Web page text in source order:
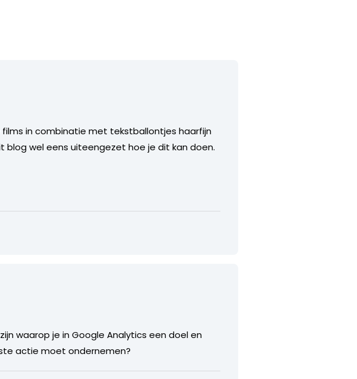
films in combinatie met tekstballontjes haarfijn
blog wel eens uiteengezet hoe je dit kan doen.
waarop je in Google Analytics een doel en
actie moet ondernemen?